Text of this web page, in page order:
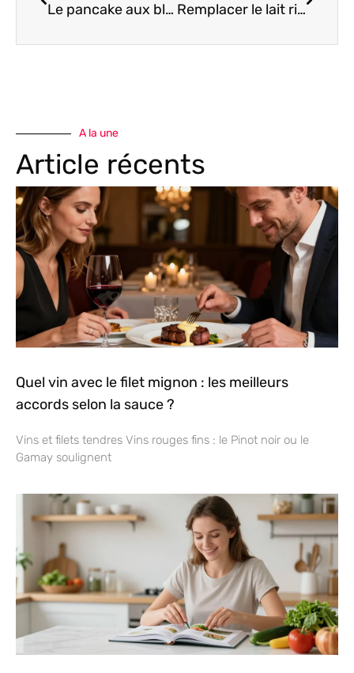
Le pancake aux blancs d’œufs : une révolution gourmande et légère Remplacer le lait ribot : 5 alternatives pour vos recettes
A la une
Article récents
Quel vin avec le filet mignon : les meilleurs
accords selon la sauce ?
Vins et filets tendres Vins rouges fins : le Pinot noir ou le
Gamay soulignent